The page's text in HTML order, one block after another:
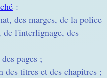
:
des marges, de la police
de l'interlignage, des
pages ;
des titres et des chapitres ;